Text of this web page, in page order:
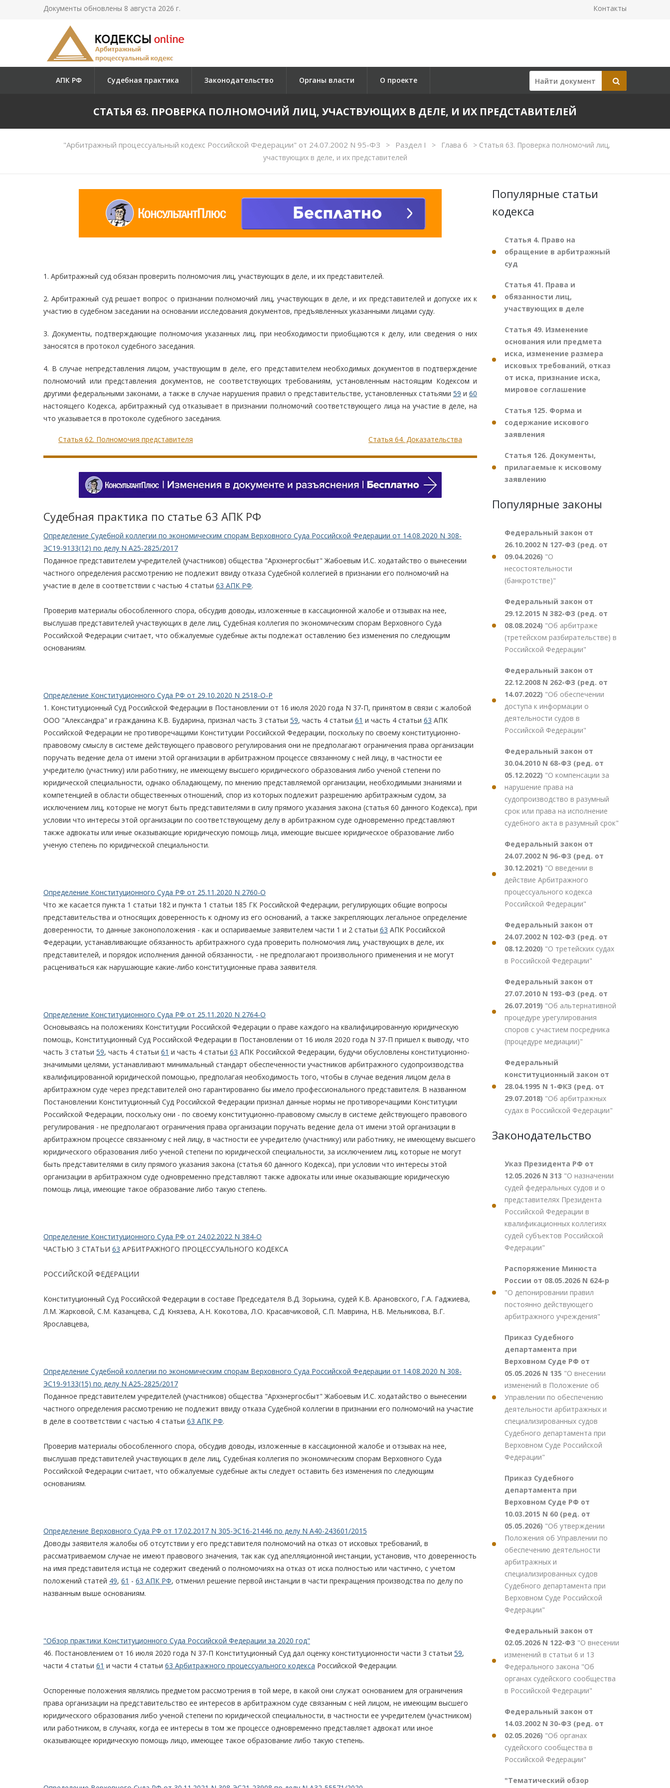
Документы обновлены 8 августа 2026 г. Контакты
АПК РФ Судебная практика Законодательство Органы власти О проекте
СТАТЬЯ 63. ПРОВЕРКА ПОЛНОМОЧИЙ ЛИЦ, УЧАСТВУЮЩИХ В ДЕЛЕ, И ИХ ПРЕДСТАВИТЕЛЕЙ
"Арбитражный процессуальный кодекс Российской Федерации" от 24.07.2002 N 95-ФЗ > Раздел I > Глава 6 > Статья 63. Проверка полномочий лиц,
участвующих в деле, и их представителей
1. Арбитражный суд обязан проверить полномочия лиц, участвующих в деле, и их представителей.
2. Арбитражный суд решает вопрос о признании полномочий лиц, участвующих в деле, и их представителей и допуске их к
участию в судебном заседании на основании исследования документов, предъявленных указанными лицами суду.
3. Документы, подтверждающие полномочия указанных лиц, при необходимости приобщаются к делу, или сведения о них
заносятся в протокол судебного заседания.
4. В случае непредставления лицом, участвующим в деле, его представителем необходимых документов в подтверждение
полномочий или представления документов, не соответствующих требованиям, установленным настоящим Кодексом и
другими федеральными законами, а также в случае нарушения правил о представительстве, установленных статьями 59 и60
настоящего Кодекса, арбитражный суд отказывает в признании полномочий соответствующего лица на участие в деле, на
что указывается в протоколе судебного заседания.
Статья 62. Полномочия представителя Статья 64. Доказательства
Судебная практика по статье 63 АПК РФ
Определение Судебной коллегии по экономическим спорам Верховного Суда Российской Федерации от 14.08.2020 N 308-
ЭС19-9133(12) по делу N А25-2825/2017
Поданное представителем учредителей (участников) общества "Архэнергосбыт" Жабоевым И.С. ходатайство о вынесении
частного определения рассмотрению не подлежит ввиду отказа Судебной коллегией в признании его полномочий на
участие в деле в соответствии с частью 4 статьи 63 АПК РФ.
Проверив материалы обособленного спора, обсудив доводы, изложенные в кассационной жалобе и отзывах на нее,
выслушав представителей участвующих в деле лиц, Судебная коллегия по экономическим спорам Верховного Суда
Российской Федерации считает, что обжалуемые судебные акты подлежат оставлению без изменения по следующим
основаниям.
Определение Конституционного Суда РФ от 29.10.2020 N 2518-О-Р
1. Конституционный Суд Российской Федерации в Постановлении от 16 июля 2020 года N 37-П, принятом в связи с жалобой
ООО "Александра" и гражданина К.В. Бударина, признал часть 3 статьи 59, часть 4 статьи 61 и часть 4 статьи 63 АПК
Российской Федерации не противоречащими Конституции Российской Федерации, поскольку по своему конституционно-
правовому смыслу в системе действующего правового регулирования они не предполагают ограничения права организации
поручать ведение дела от имени этой организации в арбитражном процессе связанному с ней лицу, в частности ее
учредителю (участнику) или работнику, не имеющему высшего юридического образования либо ученой степени по
юридической специальности, однако обладающему, по мнению представляемой организации, необходимыми знаниями и
компетенцией в области общественных отношений, спор из которых подлежит разрешению арбитражным судом, за
исключением лиц, которые не могут быть представителями в силу прямого указания закона (статья 60 данного Кодекса), при
условии что интересы этой организации по соответствующему делу в арбитражном суде одновременно представляют
также адвокаты или иные оказывающие юридическую помощь лица, имеющие высшее юридическое образование либо
ученую степень по юридической специальности.
Определение Конституционного Суда РФ от 25.11.2020 N 2760-О
Что же касается пункта 1 статьи 182 и пункта 1 статьи 185 ГК Российской Федерации, регулирующих общие вопросы
представительства и относящих доверенность к одному из его оснований, а также закрепляющих легальное определение
доверенности, то данные законоположения - как и оспариваемые заявителем части 1 и 2 статьи 63 АПК Российской
Федерации, устанавливающие обязанность арбитражного суда проверить полномочия лиц, участвующих в деле, их
представителей, и порядок исполнения данной обязанности, - не предполагают произвольного применения и не могут
расцениваться как нарушающие какие-либо конституционные права заявителя.
Определение Конституционного Суда РФ от 25.11.2020 N 2764-О
Основываясь на положениях Конституции Российской Федерации о праве каждого на квалифицированную юридическую
помощь, Конституционный Суд Российской Федерации в Постановлении от 16 июля 2020 года N 37-П пришел к выводу, что
часть 3 статьи 59, часть 4 статьи 61 и часть 4 статьи 63 АПК Российской Федерации, будучи обусловлены конституционно-
значимыми целями, устанавливают минимальный стандарт обеспеченности участников арбитражного судопроизводства
квалифицированной юридической помощью, предполагая необходимость того, чтобы в случае ведения лицом дела в
арбитражном суде через представителей оно гарантированно бы имело профессионального представителя. В названном
Постановлении Конституционный Суд Российской Федерации признал данные нормы не противоречащими Конституции
Российской Федерации, поскольку они - по своему конституционно-правовому смыслу в системе действующего правового
регулирования - не предполагают ограничения права организации поручать ведение дела от имени этой организации в
арбитражном процессе связанному с ней лицу, в частности ее учредителю (участнику) или работнику, не имеющему высшего
юридического образования либо ученой степени по юридической специальности, за исключением лиц, которые не могут
быть представителями в силу прямого указания закона (статья 60 данного Кодекса), при условии что интересы этой
организации в арбитражном суде одновременно представляют также адвокаты или иные оказывающие юридическую
помощь лица, имеющие такое образование либо такую степень.
Определение Конституционного Суда РФ от 24.02.2022 N 384-О
ЧАСТЬЮ 3 СТАТЬИ 63 АРБИТРАЖНОГО ПРОЦЕССУАЛЬНОГО КОДЕКСА
РОССИЙСКОЙ ФЕДЕРАЦИИ
Конституционный Суд Российской Федерации в составе Председателя В.Д. Зорькина, судей К.В. Арановского, Г.А. Гаджиева,
Л.М. Жарковой, С.М. Казанцева, С.Д. Князева, А.Н. Кокотова, Л.О. Красавчиковой, С.П. Маврина, Н.В. Мельникова, В.Г.
Ярославцева,
Определение Судебной коллегии по экономическим спорам Верховного Суда Российской Федерации от 14.08.2020 N 308-
ЭС19-9133(15) по делу N А25-2825/2017
Поданное представителем учредителей (участников) общества "Архэнергосбыт" Жабоевым И.С. ходатайство о вынесении
частного определения рассмотрению не подлежит ввиду отказа Судебной коллегии в признании его полномочий на участие
в деле в соответствии с частью 4 статьи 63 АПК РФ.
Проверив материалы обособленного спора, обсудив доводы, изложенные в кассационной жалобе и отзывах на нее,
выслушав представителей участвующих в деле лиц, Судебная коллегия по экономическим спорам Верховного Суда
Российской Федерации считает, что обжалуемые судебные акты следует оставить без изменения по следующим
основаниям.
Определение Верховного Суда РФ от 17.02.2017 N 305-ЭС16-21446 по делу N А40-243601/2015
Доводы заявителя жалобы об отсутствии у его представителя полномочий на отказ от исковых требований, в
рассматриваемом случае не имеют правового значения, так как суд апелляционной инстанции, установив, что доверенность
на имя представителя истца не содержит сведений о полномочиях на отказ от иска полностью или частично, с учетом
положений статей 49, 61 - 63 АПК РФ, отменил решение первой инстанции в части прекращения производства по делу по
названным выше основаниям.
"Обзор практики Конституционного Суда Российской Федерации за 2020 год"
46. Постановлением от 16 июля 2020 года N 37-П Конституционный Суд дал оценку конституционности части 3 статьи 59,
части 4 статьи 61 и части 4 статьи 63 Арбитражного процессуального кодекса Российской Федерации.
Оспоренные положения являлись предметом рассмотрения в той мере, в какой они служат основанием для ограничения
права организации на представительство ее интересов в арбитражном суде связанным с ней лицом, не имеющим высшего
юридического образования либо ученой степени по юридической специальности, в частности ее учредителем (участником)
или работником, в случаях, когда ее интересы в том же процессе одновременно представляет адвокат или иное
оказывающее юридическую помощь лицо, имеющее такое образование либо такую степень.
Популярные статьи
кодекса
Статья 4. Право на
обращение в арбитражный
суд
Статья 41. Права и
обязанности лиц,
участвующих в деле
Статья 49. Изменение
основания или предмета
иска, изменение размера
исковых требований, отказ
от иска, признание иска,
мировое соглашение
Статья 125. Форма и
содержание искового
заявления
Статья 126. Документы,
прилагаемые к исковому
заявлению
Популярные законы
Федеральный закон от
26.10.2002 N 127-ФЗ (ред. от
09.04.2026) "О
несостоятельности
(банкротстве)"
Федеральный закон от
29.12.2015 N 382-ФЗ (ред. от
08.08.2024) "Об арбитраже
(третейском разбирательстве) в
Российской Федерации"
Федеральный закон от
22.12.2008 N 262-ФЗ (ред. от
14.07.2022) "Об обеспечении
доступа к информации о
деятельности судов в
Российской Федерации"
Федеральный закон от
30.04.2010 N 68-ФЗ (ред. от
05.12.2022) "О компенсации за
нарушение права на
судопроизводство в разумный
срок или права на исполнение
судебного акта в разумный срок"
Федеральный закон от
24.07.2002 N 96-ФЗ (ред. от
30.12.2021) "О введении в
действие Арбитражного
процессуального кодекса
Российской Федерации"
Федеральный закон от
24.07.2002 N 102-ФЗ (ред. от
08.12.2020) "О третейских судах
в Российской Федерации"
Федеральный закон от
27.07.2010 N 193-ФЗ (ред. от
26.07.2019) "Об альтернативной
процедуре урегулирования
споров с участием посредника
(процедуре медиации)"
Федеральный
конституционный закон от
28.04.1995 N 1-ФКЗ (ред. от
29.07.2018) "Об арбитражных
судах в Российской Федерации"
Законодательство
Указ Президента РФ от
12.05.2026 N 313 "О назначении
судей федеральных судов и о
представителях Президента
Российской Федерации в
квалификационных коллегиях
судей субъектов Российской
Федерации"
Распоряжение Минюста
России от 08.05.2026 N 624-р
"О депонировании правил
постоянно действующего
арбитражного учреждения"
Приказ Судебного
департамента при
Верховном Суде РФ от
05.05.2026 N 135 "О внесении
изменений в Положение об
Управлении по обеспечению
деятельности арбитражных и
специализированных судов
Судебного департамента при
Верховном Суде Российской
Федерации"
Приказ Судебного
департамента при
Верховном Суде РФ от
10.03.2015 N 60 (ред. от
05.05.2026) "Об утверждении
Положения об Управлении по
обеспечению деятельности
арбитражных и
специализированных судов
Судебного департамента при
Верховном Суде Российской
Федерации"
Федеральный закон от
02.05.2026 N 122-ФЗ "О внесении
изменений в статьи 6 и 13
Федерального закона "Об
органах судейского сообщества
в Российской Федерации"
Федеральный закон от
14.03.2002 N 30-ФЗ (ред. от
02.05.2026) "Об органах
судейского сообщества в
Российской Федерации"
"Тематический обзор